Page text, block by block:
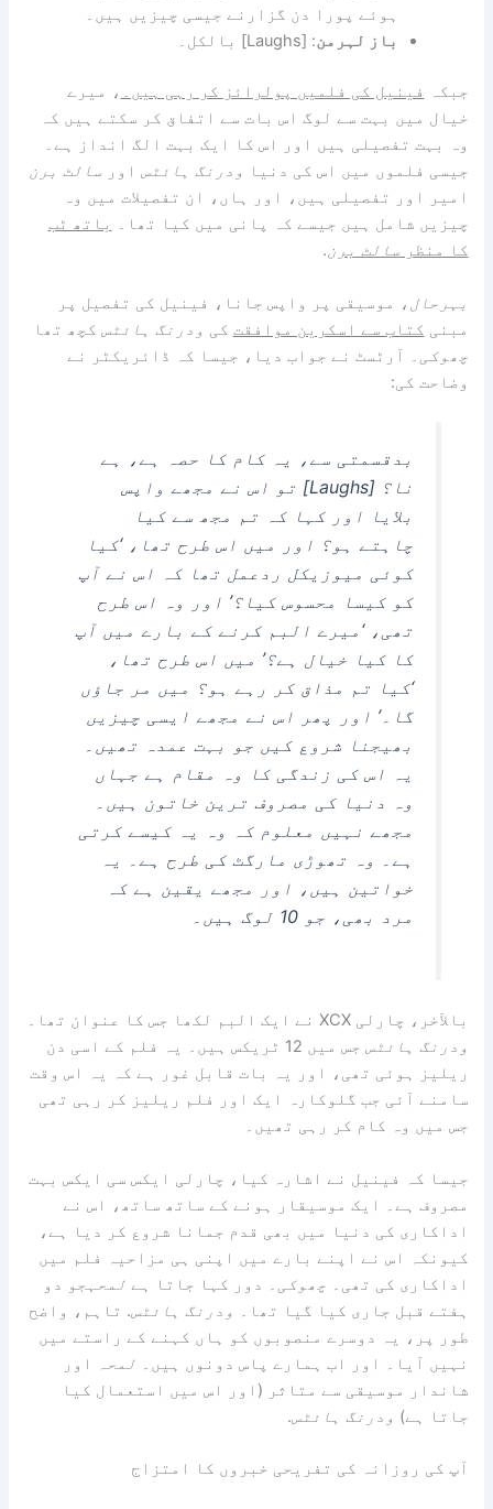
ہوئے پورا دن گزارنے جیسی چیزیں ہیں۔
باز لہرمن: [Laughs] بالکل۔
جبکہ فینیل کی فلمیں پولرائز کر رہی ہیں۔ ، میرے
خیال میں بہت سے لوگ اس بات سے اتفاق کر سکتے ہیں کہ
وہ بہت تفصیلی ہیں اور اس کا ایک بہت الگ انداز ہے۔
جیسی فلموں میں اس کی دنیا
ودرنگ ہائٹس اور سالٹ برن
امیر اور تفصیلی ہیں، اور ہاں، ان تفصیلات میں وہ
چیزیں شامل ہیں جیسے کہ پانی میں کیا تھا۔
باتھ ٹب
کا منظر سالٹ برن.
بہرحال ، موسیقی پر واپس جانا، فینیل کی تفصیل پر
مبنی کتاب سے اسکرین موافقت کی ودرنگ ہائٹس کچھ تھا
چھوکی۔ آرٹسٹ نے جواب دیا، جیسا کہ ڈائریکٹر نے
وضاحت کی:
بدقسمتی سے، یہ کام کا حصہ ہے، ہے
نا؟ [Laughs] تو اس نے مجھے واپس
بلایا اور کہا کہ تم مجھ سے کیا
چاہتے ہو؟ اور میں اس طرح تھا، ‘کیا
کوئی میوزیکل ردعمل تھا کہ اس نے آپ
کو کیسا محسوس کیا؟’ اور وہ اس طرح
تھی، ‘میرے البم کرنے کے بارے میں آپ
کا کیا خیال ہے؟’ میں اس طرح تھا،
‘کیا تم مذاق کر رہے ہو؟ میں مر جاؤں
گا۔’ اور پھر اس نے مجھے ایسی چیزیں
بھیجنا شروع کیں جو بہت عمدہ تھیں۔
یہ اس کی زندگی کا وہ مقام ہے جہاں
وہ دنیا کی مصروف ترین خاتون ہیں۔
مجھے نہیں معلوم کہ وہ یہ کیسے کرتی
ہے۔ وہ تھوڑی مارگٹ کی طرح ہے۔ یہ
خواتین ہیں، اور مجھے یقین ہے کہ
مرد بھی، جو 10 لوگ ہیں۔
بالآخر، چارلی XCX نے ایک البم لکھا جس کا عنوان تھا۔
ودرنگ ہائٹس
جس میں 12 ٹریکس ہیں۔ یہ فلم کے اسی دن
ریلیز ہوئی تھی، اور یہ بات قابل غور ہے کہ یہ اس وقت
سامنے آئی جب گلوکارہ ایک اور فلم ریلیز کر رہی تھی
جس میں وہ کام کر رہی تھیں۔
جیسا کہ فینیل نے اشارہ کیا، چارلی ایکس سی ایکس بہت
مصروف ہے۔ ایک موسیقار ہونے کے ساتھ ساتھ، اس نے
اداکاری کی دنیا میں بھی قدم جمانا شروع کر دیا ہے،
کیونکہ اس نے اپنے بارے میں اپنی ہی مزاحیہ فلم میں
اداکاری کی تھی۔ چھوکی۔ دور کہا جاتا ہے لمحہجو دو
ہفتے قبل جاری کیا گیا تھا۔ ودرنگ ہائٹس. تاہم، واضح
طور پر، یہ دوسرے منصوبوں کو ہاں کہنے کے راستے میں
نہیں آیا۔ اور اب ہمارے پاس دونوں ہیں۔ لمحہ
اور
شاندار موسیقی سے متاثر (اور اس میں استعمال کیا
جاتا ہے) ودرنگ ہائٹس.
آپ کی روزانہ کی تفریحی خبروں کا امتزاج